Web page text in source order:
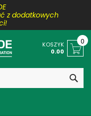
z dodatkowych
KOSZYK
0.00
0